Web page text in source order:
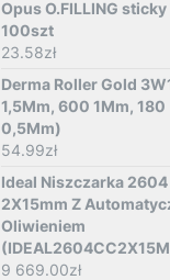
Opus O.FILLING
100szt
23.58zł
Derma Roller Gold
1,5Mm, 600 1Mm, 180
0,5Mm)
54.99zł
Ideal Niszczarka
2X15mm Z
Oliwieniem
9 669.00zł